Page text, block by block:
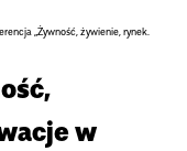
„Żywność, żywienie, rynek.
w